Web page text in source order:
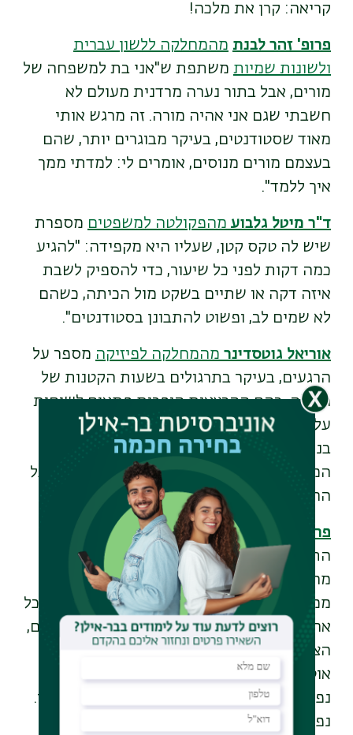
קריאה: קרן את מלכה!
פרופ' זהר לבנת מהמחלקה ללשון עברית
ולשונות שמיות משתפת ש"אני בת למשפחה של
מורים, אבל בתור נערה מרדנית מעולם לא
חשבתי שגם אני אהיה מורה. זה מרגש אותי
מאוד שסטודנטים, בעיקר מבוגרים יותר, שהם
בעצמם מורים מנוסים, אומרים לי: למדתי ממך
איך ללמד".
ד"ר מיטל גלבוע מהפקולטה למשפטים מספרת
שיש לה טקס קטן, שעליו היא מקפידה: "להגיע
כמה דקות לפני כל שיעור, כדי להספיק לשבת
איזה דקה או שתיים בשקט מול הכיתה, כשהם
לא שמים לב, ופשוט להתבונן בסטודנטים".
אוריאל גוטסדינר מהמחלקה לפיזיקה מספר על
הרגעים, בעיקר בתרגולים בשעות הקטנות של
הלילה, בהם ההרצאות הופכות פתאום לשיחות
על נושאים אחרים. "קרה לי למשל שבתרגול
בנושא של מכניקה אנליטית דברנו על האבות
המייסדים של ארצות הברית ועל פילוסופיה ועל
ההיסטוריה".
פרופ' עומרי אשר מהמחלקה לתרגום וחקר
התרגום סיפר על הרצאה שהעביר למדעני
מחשב. "אני מגיע בכלל ממקום אחר לגמרי,
ממדעי הרוח, שיטות אחרות, מטרות אחרות, הכל
אחר. אבל בגלל שאני באתי בנפש חפצה וגם הם,
הצלחנו למצוא נקודת מפגש: שיטות הערכה
אוטומטיות לאלגוריתמים של תרגום מכונה
נפגשו עם רעיונות על אתיקה של תרגום אנושי.
נפגשנו".